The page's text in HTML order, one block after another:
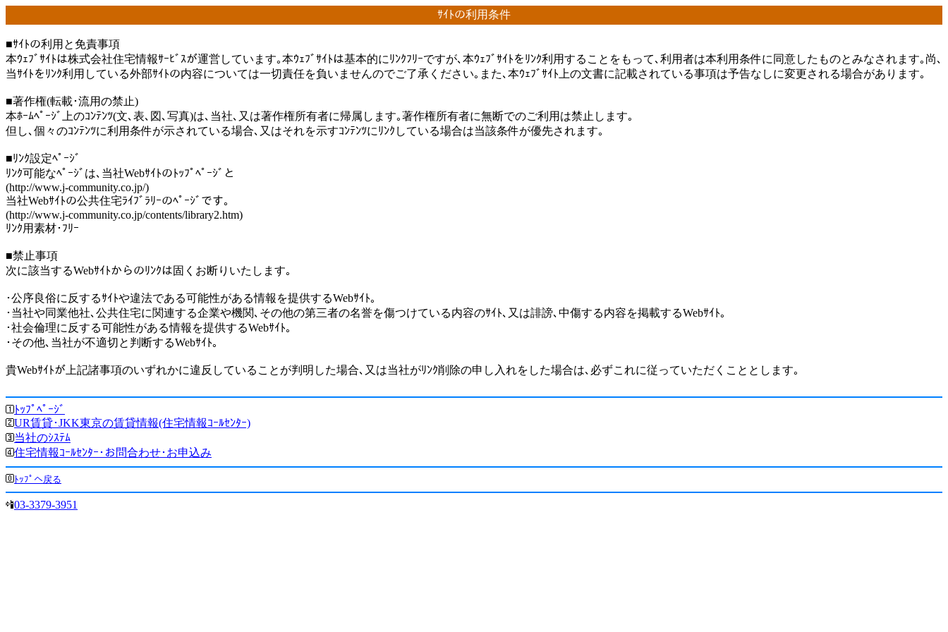
ｻｲﾄの利用条件
■ｻｲﾄの利用と免責事項
本ｳｪﾌﾞｻｲﾄは株式会社住宅情報ｻｰﾋﾞｽが運営しています｡本ｳｪﾌﾞｻｲﾄは基本的にﾘﾝｸﾌﾘｰですが､本ｳｪﾌﾞｻｲﾄをﾘﾝｸ利用することをもって､利用者は本利用条件に同意したものとみなされます｡尚､
当ｻｲﾄをﾘﾝｸ利用している外部ｻｲﾄの内容については一切責任を負いませんのでご了承ください｡また､本ｳｪﾌﾞｻｲﾄ上の文書に記載されている事項は予告なしに変更される場合があります｡
■著作権(転載･流用の禁止)
本ﾎｰﾑﾍﾟｰｼﾞ上のｺﾝﾃﾝﾂ(文､表､図､写真)は､当社､又は著作権所有者に帰属します｡著作権所有者に無断でのご利用は禁止します｡
但し､個々のｺﾝﾃﾝﾂに利用条件が示されている場合､又はそれを示すｺﾝﾃﾝﾂにﾘﾝｸしている場合は当該条件が優先されます｡
■ﾘﾝｸ設定ﾍﾟｰｼﾞ
ﾘﾝｸ可能なﾍﾟｰｼﾞは､当社Webｻｲﾄのﾄｯﾌﾟﾍﾟｰｼﾞと
(http://www.j-community.co.jp/)
当社Webｻｲﾄの公共住宅ﾗｲﾌﾞﾗﾘｰのﾍﾟｰｼﾞです｡
(http://www.j-community.co.jp/contents/library2.htm)
ﾘﾝｸ用素材･ﾌﾘｰ
■禁止事項
次に該当するWebｻｲﾄからのﾘﾝｸは固くお断りいたします｡
･公序良俗に反するｻｲﾄや違法である可能性がある情報を提供するWebｻｲﾄ｡
･当社や同業他社､公共住宅に関連する企業や機関､その他の第三者の名誉を傷つけている内容のｻｲﾄ､又は誹謗､中傷する内容を掲載するWebｻｲﾄ｡
･社会倫理に反する可能性がある情報を提供するWebｻｲﾄ｡
･その他､当社が不適切と判断するWebｻｲﾄ｡
貴Webｻｲﾄが上記諸事項のいずれかに違反していることが判明した場合､又は当社がﾘﾝｸ削除の申し入れをした場合は､必ずこれに従っていただくこととします｡
ﾄｯﾌﾟﾍﾟｰｼﾞ
UR賃貸･JKK東京の賃貸情報(住宅情報ｺｰﾙｾﾝﾀｰ)
当社のｼｽﾃﾑ
住宅情報ｺｰﾙｾﾝﾀｰ･お問合わせ･お申込み
ﾄｯﾌﾟへ戻る
03-3379-3951